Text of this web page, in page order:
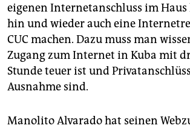
eigenen Internetanschluss im
hin und wieder auch eine
CUC machen. Dazu muss man
Zugang zum Internet in Kuba mit
Stunde teuer ist und
Ausnahme sind.
Manolito Alvarado hat seinen